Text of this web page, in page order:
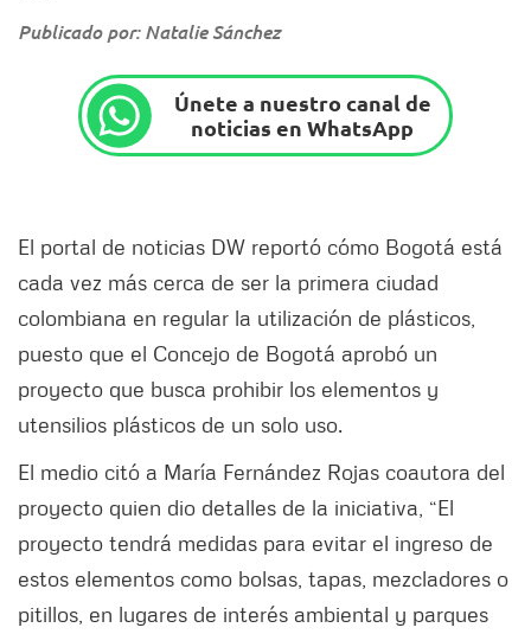
Publicado por: Natalie Sánchez
Únete a nuestro canal de
noticias en WhatsApp
El portal de noticias DW reportó cómo Bogotá está
cada vez más cerca de ser la primera ciudad
colombiana en regular la utilización de plásticos,
puesto que el Concejo de Bogotá aprobó un
proyecto que busca prohibir los elementos y
utensilios plásticos de un solo uso.
El medio citó a María Fernández Rojas coautora del
proyecto quien dio detalles de la iniciativa, “El
proyecto tendrá medidas para evitar el ingreso de
estos elementos como bolsas, tapas, mezcladores o
pitillos, en lugares de interés ambiental y parques